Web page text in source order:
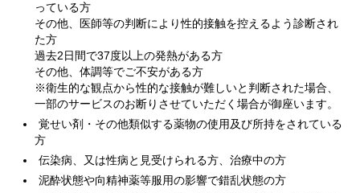
っている方
その他、医師等の判断により性的接触を控えるよう診断され
た方
過去2日間で37度以上の発熱がある方
その他、体調等でご不安がある方
※衛生的な観点から性的な接触が難しいと判断された場合、
一部のサービスのお断りさせていただく場合が御座います。
覚せい剤・その他類似する薬物の使用及び所持をされている
方
伝染病、又は性病と見受けられる方、治療中の方
泥酔状態や向精神薬等服用の影響で錯乱状態の方